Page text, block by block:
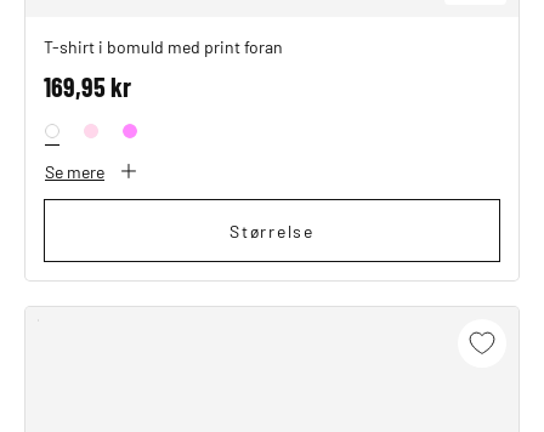
T-shirt i bomuld med print foran
169,95 kr
Se mere
Størrelse